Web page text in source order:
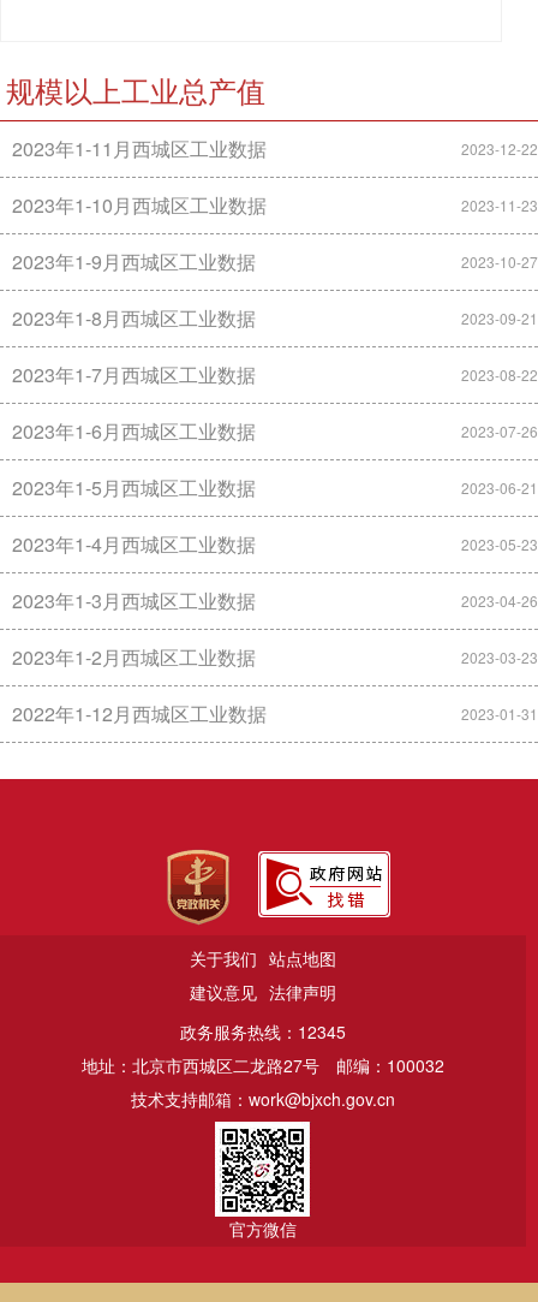
规模以上工业总产值
2023年1-11月西城区工业数据 2023-12-22
2023年1-10月西城区工业数据 2023-11-23
2023年1-9月西城区工业数据 2023-10-27
2023年1-8月西城区工业数据 2023-09-21
2023年1-7月西城区工业数据 2023-08-22
2023年1-6月西城区工业数据 2023-07-26
2023年1-5月西城区工业数据 2023-06-21
2023年1-4月西城区工业数据 2023-05-23
2023年1-3月西城区工业数据 2023-04-26
2023年1-2月西城区工业数据 2023-03-23
2022年1-12月西城区工业数据 2023-01-31
关于我们 站点地图
建议意见 法律声明
政务服务热线：12345
地址：北京市西城区二龙路27号
邮编：100032
技术支持邮箱：work@bjxch.gov.cn
官方微信